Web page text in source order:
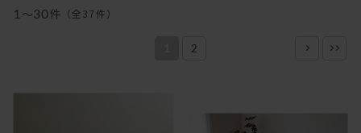
1 ～30件 （全37 件）
2